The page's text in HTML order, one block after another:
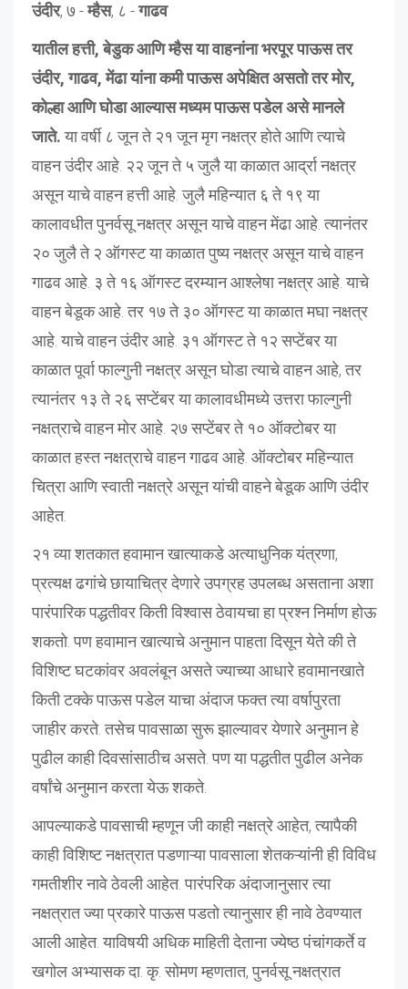
उंदीर, ७ -म्हैस, ८ -गाढव
यातील हत्ती, बेडुक आणि म्हैस या वाहनांना भरपूर पाऊस तर
उंदीर, गाढव, मेंढा यांना कमी पाऊस अपेक्षित असतो तर मोर,
कोल्हा आणि घोडा आल्यास मध्यम पाऊस पडेल असे मानले
जाते.या वर्षी ८ जून ते २१ जून मृग नक्षत्र होते आणि त्याचे
वाहन उंदीर आहे. २२ जून ते ५ जुलै या काळात आर्द्रा नक्षत्र
असून याचे वाहन हत्ती आहे. जुलै महिन्यात ६ ते १९ या
कालावधीत पुनर्वसू नक्षत्र असून याचे वाहन मेंढा आहे. त्यानंतर
२० जुलै ते २ ऑगस्ट या काळात पुष्य नक्षत्र असून याचे वाहन
गाढव आहे. ३ ते १६ ऑगस्ट दरम्यान आश्लेषा नक्षत्र आहे. याचे
वाहन बेडूक आहे. तर १७ ते ३० ऑगस्ट या काळात मघा नक्षत्र
आहे. याचे वाहन उंदीर आहे. ३१ ऑगस्ट ते १२ सप्टेंबर या
काळात पूर्वा फाल्गुनी नक्षत्र असून घोडा त्याचे वाहन आहे, तर
त्यानंतर १३ ते २६ सप्टेंबर या कालावधीमध्ये उत्तरा फाल्गुनी
नक्षत्राचे वाहन मोर आहे. २७ सप्टेंबर ते १० ऑक्टोबर या
काळात हस्त नक्षत्राचे वाहन गाढव आहे. ऑक्टोबर महिन्यात
चित्रा आणि स्वाती नक्षत्रे असून यांची वाहने बेडूक आणि उंदीर
आहेत.
२१ व्या शतकात हवामान खात्याकडे अत्याधुनिक यंत्रणा,
प्रत्यक्ष ढगांचे छायाचित्र देणारे उपग्रह उपलब्ध असताना अशा
पारंपारिक पद्धतीवर किती विश्वास ठेवायचा हा प्रश्न निर्माण होऊ
शकतो. पण हवामान खात्याचे अनुमान पाहता दिसून येते की ते
विशिष्ट घटकांवर अवलंबून असते ज्याच्या आधारे हवामानखाते
किती टक्के पाऊस पडेल याचा अंदाज फक्त त्या वर्षापुरता
जाहीर करते. तसेच पावसाळा सुरू झाल्यावर येणारे अनुमान हे
पुढील काही दिवसांसाठीच असते. पण या पद्धतीत पुढील अनेक
वर्षांचे अनुमान करता येऊ शकते.
आपल्याकडे पावसाची म्हणून जी काही नक्षत्रे आहेत, त्यापैकी
काही विशिष्ट नक्षत्रात पडणाऱ्या पावसाला शेतकऱ्यांनी ही विविध
गमतीशीर नावे ठेवली आहेत. पारंपरिक अंदाजानुसार त्या
नक्षत्रात ज्या प्रकारे पाऊस पडतो त्यानुसार ही नावे ठेवण्यात
आली आहेत. याविषयी अधिक माहिती देताना ज्येष्ठ पंचांगकर्ते व
खगोल अभ्यासक दा. कृ. सोमण म्हणतात, पुनर्वसू नक्षत्रात